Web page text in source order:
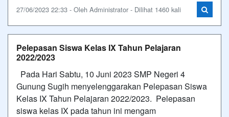
27/06/2023 22:33 - Oleh Administrator - Dilihat 1460 kali
Pelepasan Siswa Kelas IX Tahun Pelajaran
2022/2023
Pada Hari Sabtu, 10 Juni 2023 SMP Negeri 4
Gunung Sugih menyelenggarakan Pelepasan Siswa
Kelas IX Tahun Pelajaran 2022/2023. Pelepasan
siswa kelas IX pada tahun ini mengam